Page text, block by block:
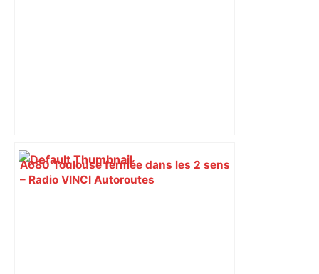
A680 Toulouse fermée dans les 2 sens
– Radio VINCI Autoroutes